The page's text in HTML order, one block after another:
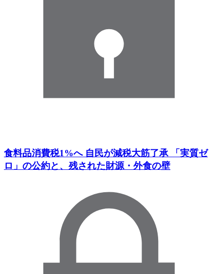
食料品消費税1%へ 自民が減税大筋了承 「実質ゼ
ロ」の公約と、残された財源・外食の壁